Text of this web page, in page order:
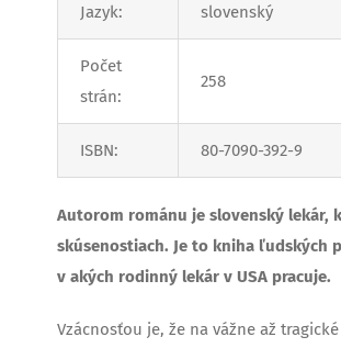
Jazyk: slovenský
Počet
strán:
258
ISBN: 80-7090-392-9
Autorom románu je slovenský lekár,
skúsenostiach. Je to kniha ľudských
v akých rodinný lekár v USA pracuje.
Vzácnosťou je, že na vážne až